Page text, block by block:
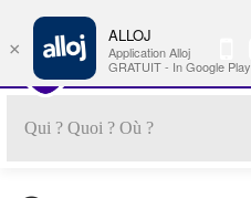
×
ALLOJ
Application Alloj
GRATUIT - In Google Play